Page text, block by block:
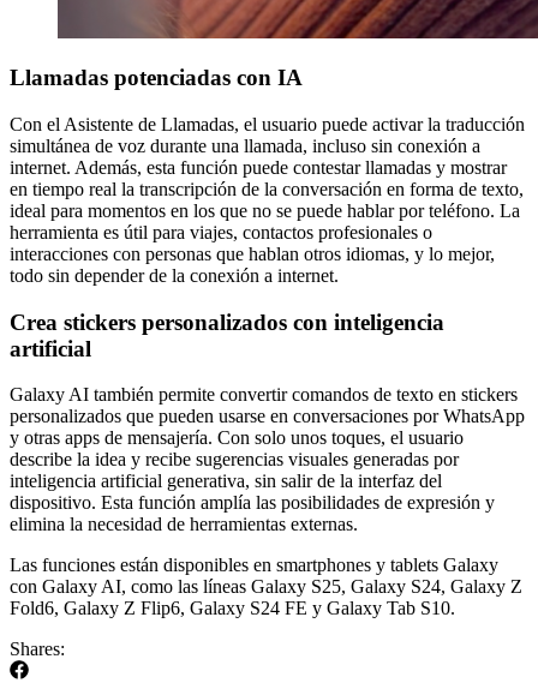
Llamadas potenciadas con IA
Con el Asistente de Llamadas, el usuario puede activar la traducción
simultánea de voz durante una llamada, incluso sin conexión a
internet. Además, esta función puede contestar llamadas y mostrar
en tiempo real la transcripción de la conversación en forma de texto,
ideal para momentos en los que no se puede hablar por teléfono. La
herramienta es útil para viajes, contactos profesionales o
interacciones con personas que hablan otros idiomas, y lo mejor,
todo sin depender de la conexión a internet.
Crea stickers personalizados con inteligencia
artificial
Galaxy AI también permite convertir comandos de texto en stickers
personalizados que pueden usarse en conversaciones por WhatsApp
y otras apps de mensajería. Con solo unos toques, el usuario
describe la idea y recibe sugerencias visuales generadas por
inteligencia artificial generativa, sin salir de la interfaz del
dispositivo. Esta función amplía las posibilidades de expresión y
elimina la necesidad de herramientas externas.
Las funciones están disponibles en smartphones y tablets Galaxy
con Galaxy AI, como las líneas Galaxy S25, Galaxy S24, Galaxy Z
Fold6, Galaxy Z Flip6, Galaxy S24 FE y Galaxy Tab S10.
Shares: